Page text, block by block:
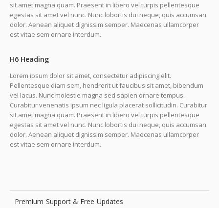
sit amet magna quam. Praesent in libero vel turpis pellentesque
egestas sit amet vel nunc. Nunc lobortis dui neque, quis accumsan
dolor. Aenean aliquet dignissim semper. Maecenas ullamcorper
est vitae sem ornare interdum.
H6 Heading
Lorem ipsum dolor sit amet, consectetur adipiscing elit.
Pellentesque diam sem, hendrerit ut faucibus sit amet, bibendum
vel lacus. Nunc molestie magna sed sapien ornare tempus.
Curabitur venenatis ipsum nec ligula placerat sollicitudin. Curabitur
sit amet magna quam. Praesent in libero vel turpis pellentesque
egestas sit amet vel nunc. Nunc lobortis dui neque, quis accumsan
dolor. Aenean aliquet dignissim semper. Maecenas ullamcorper
est vitae sem ornare interdum.
Premium Support & Free Updates